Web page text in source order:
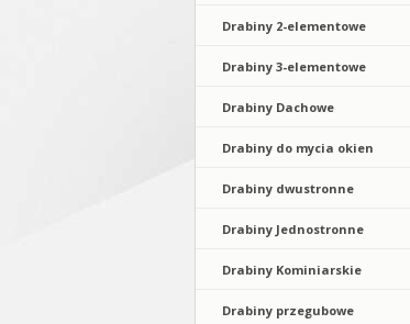
Drabiny 2-elementowe
Drabiny 3-elementowe
Drabiny Dachowe
Drabiny do mycia okien
Drabiny dwustronne
Drabiny Jednostronne
Drabiny Kominiarskie
Drabiny przegubowe